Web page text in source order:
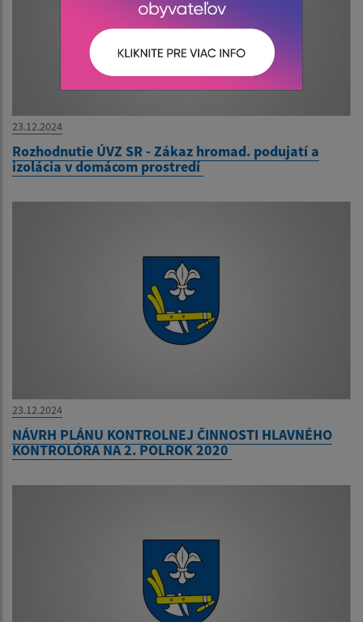
23.12.2024
Rozhodnutie ÚVZ SR - Zákaz hromad. podujatí a
izolácia v domácom prostredí
23.12.2024
NÁVRH PLÁNU KONTROLNEJ ČINNOSTI HLAVNÉHO
KONTROLÓRA NA 2. POLROK 2020